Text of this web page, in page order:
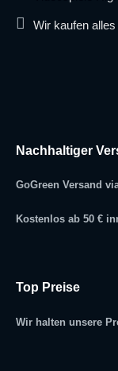
Wir kaufen
Nachhaltiger
GoGreen Versand
Kostenlos ab 50 €
Top Preise
Wir halten unsere